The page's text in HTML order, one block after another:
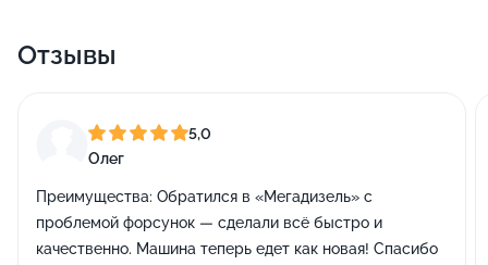
Отзывы
5,0
Олег
Преимущества: Обратился в «Мегадизель» с
проблемой форсунок — сделали всё быстро и
качественно. Машина теперь едет как новая! Спасибо